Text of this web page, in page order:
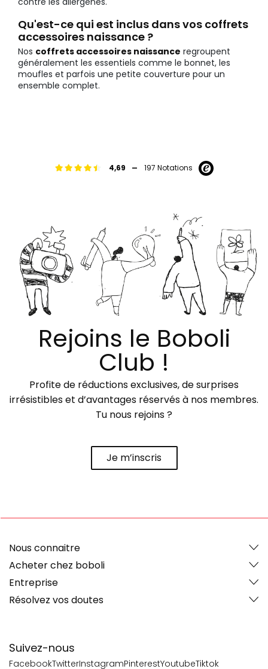
Qu'est-ce qui est inclus dans vos coffrets
accessoires naissance ?
Nos coffrets accessoires naissance regroupent
généralement les essentiels comme le bonnet, les
moufles et parfois une petite couverture pour un
ensemble complet.
4,69 - 197 Notations
Rejoins le Boboli
Club !
Profite de réductions exclusives, de surprises
irrésistibles et d’avantages réservés à nos membres.
Tu nous rejoins ?
Je m’inscris
Suivez-nous
FacebookTwitterInstagramPinterestYoutubeTiktok
Nous connaitre
Acheter chez boboli
Entreprise
Résolvez vos doutes